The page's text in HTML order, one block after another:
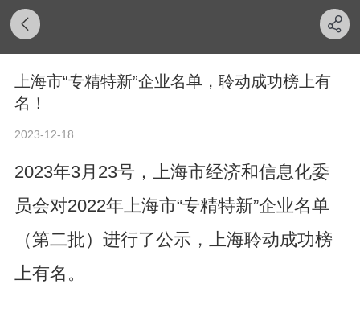
上海市“专精特新”企业名单，聆动成功榜上有
名！
2023-12-18
2023年3月23号，上海市经济和信息化委
员会对2022年上海市“专精特新”企业名单
（第二批）进行了公示，上海聆动成功榜
上有名。